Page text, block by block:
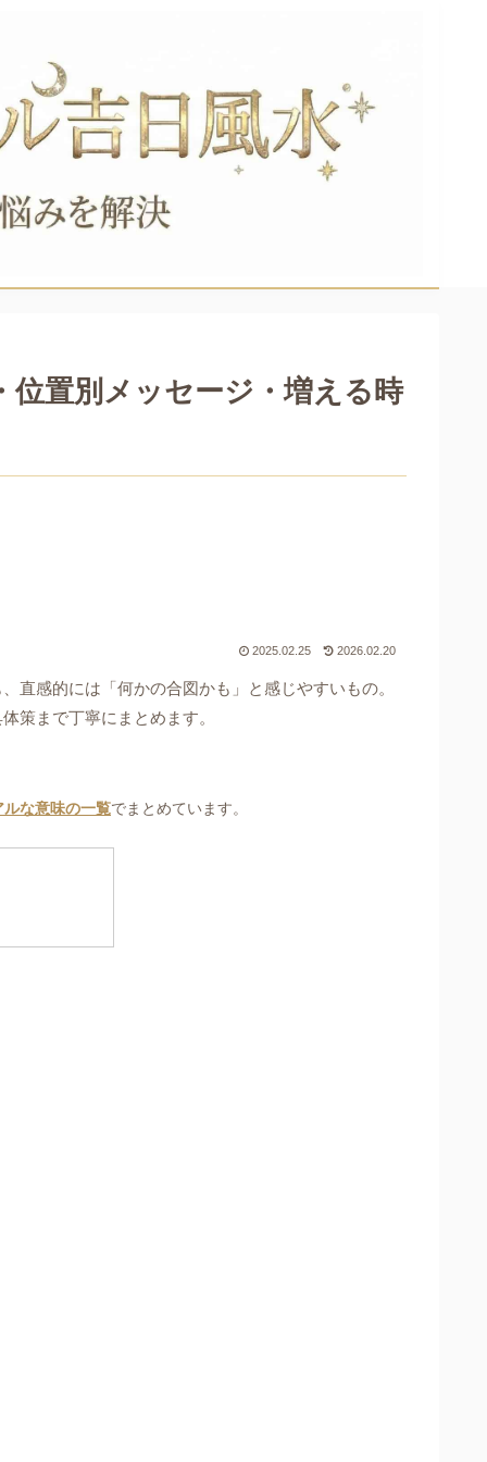
置別メッセージ・増える時
2025.02.25 2026.02.20
直感的には「何かの合図かも」と感じやすいもの。
策まで丁寧にまとめます。
な意味の一覧でまとめています。